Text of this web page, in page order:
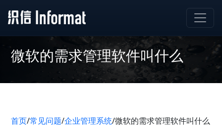
微软的需求管理软件叫什么
首页/常见问题/企业管理系统/微软的需求管理软件叫什么